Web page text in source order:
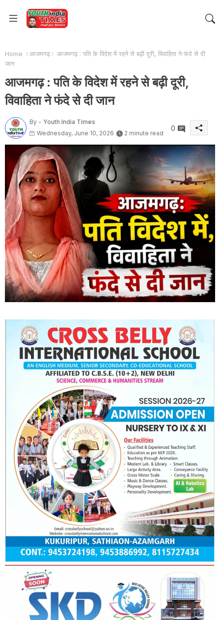
Home आजमगढ़
आजमगढ़ : पति के विदेश में रहने से बढ़ी दूरी, विवाहिता ने फंदे से दी
जान
आजमगढ़ : पति के विदेश में रहने से बढ़ी दूरी,
विवाहिता ने फंदे से दी जान
By - Youth India Times
Wednesday, June 10, 2026
2 minute read
0